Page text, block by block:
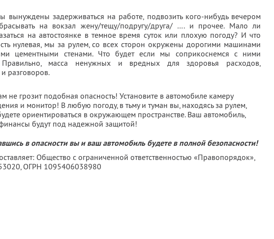
вынуждены задерживаться на работе, подвозить кого-нибудь вечером
на вокзал жену/тещу/подругу/друга/ …. и прочее. Мало ли
на автостоянке в темное время суток или плохую погоду? И что
нулевая, мы за рулем, со всех сторон окружены дорогими машинами
цементными стенами. Что будет если мы соприкоснемся с ними
Правильно, масса ненужных и вредных для здоровья расходов,
и разговоров.
не грозит подобная опасность! Установите в автомобиле камеру
и монитор! В любую погоду, в тьму и туман вы, находясь за рулем,
ориентироваться в окружающем пространстве. Ваш автомобиль,
будут под надежной защитой!
в опасности вы и ваш автомобиль будете в полной безопасности!
Общество с ограниченной ответственностью «Правопорядок»,
, ОГРН 1095406038980